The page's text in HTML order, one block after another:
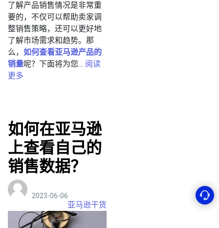
了解产品销售情况是非常重
要的，不仅可以帮助卖家调
整销售策略，还可以更好地
了解市场需求和趋势。那
么， 如何查看亚马逊产品的
销量呢？下面将为您… 阅读
更多
如何在亚马逊
上查看自己的
销售数据？
2023-06-06
亚马逊干货